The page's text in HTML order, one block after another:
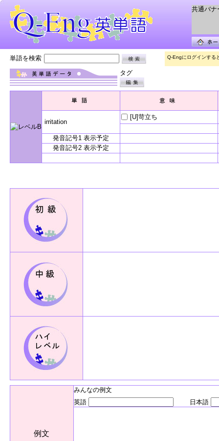
共通バナ
単語を検索 Q-Engにログインする
タグ
irritation
[U]苛立ち
発音記号1 表示予定
発音記号2 表示予定
例文
みんなの例文
英語
日本語